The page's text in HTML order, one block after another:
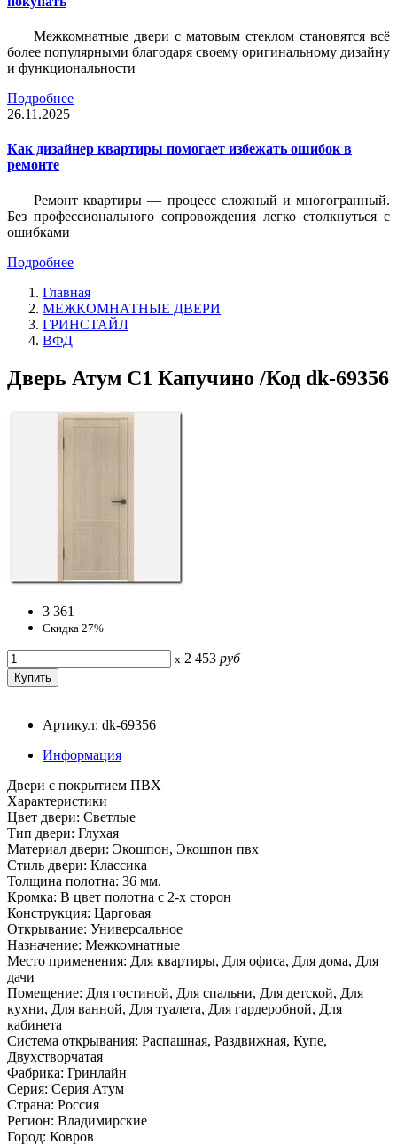
Межкомнатные двери с матовым стеклом становятся всё
более популярными благодаря своему оригинальному дизайну
и функциональности
Подробнее
26.11.2025
Как дизайнер квартиры помогает избежать ошибок в
ремонте
Ремонт квартиры — процесс сложный и многогранный.
Без профессионального сопровождения легко столкнуться с
ошибками
Подробнее
Главная
МЕЖКОМНАТНЫЕ ДВЕРИ
ГРИНСТАЙЛ
ВФД
Дверь Атум С1 Капучино /Код dk-69356
3 361
Скидка 27%
x 2 453 руб
Артикул: dk-69356
Информация
Двери с покрытием ПВХ
Характеристики
Цвет двери: Светлые
Тип двери: Глухая
Материал двери: Экошпон, Экошпон пвх
Стиль двери: Классика
Толщина полотна: 36 мм.
Кромка: В цвет полотна с 2-х сторон
Конструкция: Царговая
Открывание: Универсальное
Назначение: Межкомнатные
Место применения: Для квартиры, Для офиса, Для дома, Для
дачи
Помещение: Для гостиной, Для спальни, Для детской, Для
кухни, Для ванной, Для туалета, Для гардеробной, Для
кабинета
Система открывания: Распашная, Раздвижная, Купе,
Двухстворчатая
Фабрика: Гринлайн
Серия: Серия Атум
Страна: Россия
Регион: Владимирские
Город: Ковров